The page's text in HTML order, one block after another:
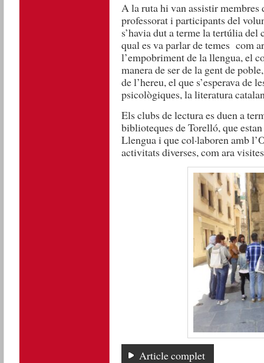
A la ruta hi van assistir membres
professorat i participants del
s’havia dut a terme la tertúlia
qual es va parlar de temes com
l’empobriment de la llengua, el
manera de ser de la gent de
de l’hereu, el que s’esperava de
psicològiques, la literatura
Els clubs de lectura es duen a
biblioteques de Torelló, que
Llengua i que col·laboren amb
activitats diverses, com ara
Article complet